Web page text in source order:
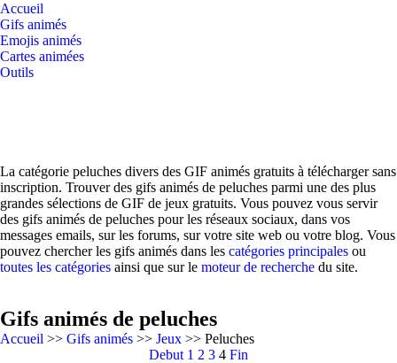
Accueil
Gifs animés
Emojis animés
Cartes animées
Outils
La catégorie peluches divers des GIF animés gratuits à télécharger sans
inscription. Trouver des gifs animés de peluches parmi une des plus
grandes sélections de GIF de jeux gratuits. Vous pouvez vous servir
des gifs animés de peluches pour les réseaux sociaux, dans vos
messages emails, sur les forums, sur votre site web ou votre blog. Vous
pouvez chercher les gifs animés dans les catégories principales ou
toutes les catégories ainsi que sur le moteur de recherche du site.
Gifs animés de peluches
Accueil >> Gifs animés >> Jeux >> Peluches
Debut 1 2 3 4 Fin